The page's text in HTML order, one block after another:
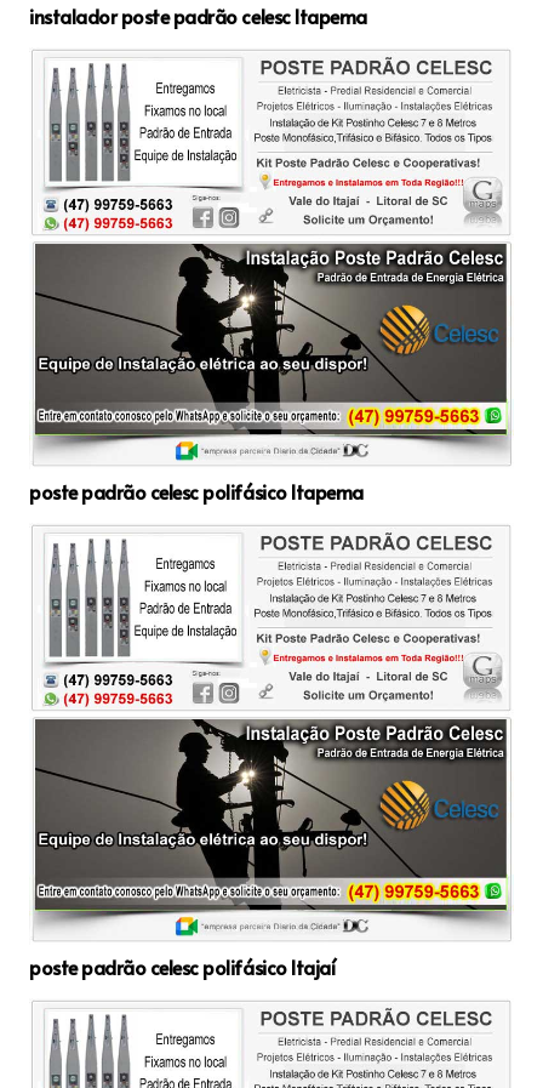
instalador poste padrão celesc Itapema
poste padrão celesc polifásico Itapema
poste padrão celesc polifásico Itajaí